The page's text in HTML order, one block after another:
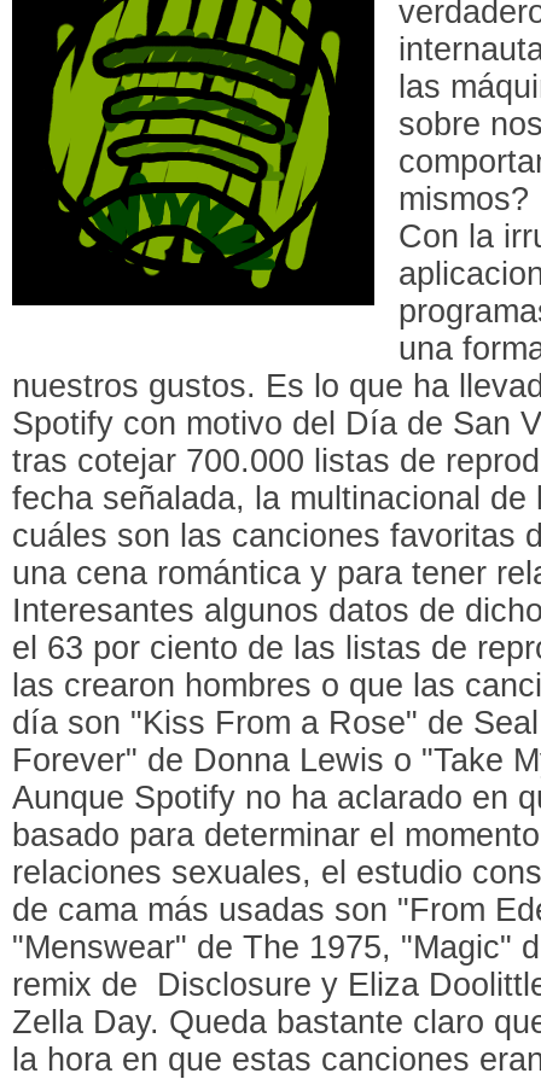
las
sobre
mismos?
Con la
una
nuestros gustos. Es lo que ha
Spotify con motivo del Día de San
tras cotejar 700.000 listas de
fecha señalada, la multinacional
cuáles son las canciones favoritas
una cena romántica y para tener
Interesantes algunos datos de
el 63 por ciento de las listas de
las crearon hombres o que las
día son "Kiss From a Rose" de
Forever" de Donna Lewis o "Take
Aunque Spotify no ha aclarado en
basado para determinar el
relaciones sexuales, el estudio
de cama más usadas son "From
"Menswear" de The 1975, "Magic"
remix de Disclosure y Eliza
Zella Day. Queda bastante claro
la hora en que estas canciones